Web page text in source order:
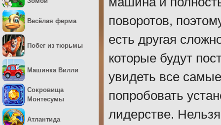
поворотов,
есть другая
которые будут
увидеть все
попробовать
лидерстве.
Весёлая ферма
Побег из тюрьмы
Машинка Вилли
Сокровища
Монтесумы
Атлантида